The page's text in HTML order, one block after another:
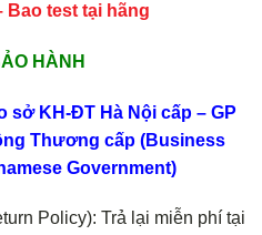
Bao test tại hãng
HÀNH
sở KH-ĐT Hà Nội cấp – GP
Thương cấp (Business
Government)
Policy): Trả lại miễn phí tại